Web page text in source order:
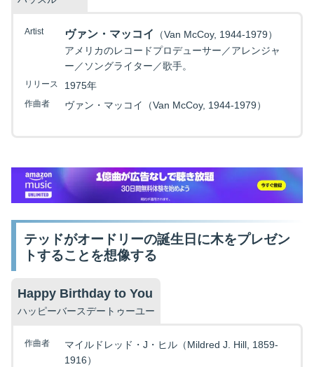
Artist ヴァン・マッコイ
（Van McCoy, 1944-1979）
アメリカのレコードプロデューサー／アレンジャ
ー／ソングライター／歌手。
リリース 1975年
作曲者 ヴァン・マッコイ（Van McCoy, 1944-1979）
テッドがオードリーの誕生日に木をプレゼン
トすることを想像する
Happy Birthday to You
ハッピーバースデートゥーユー
作曲者
マイルドレッド・J・ヒル（Mildred J. Hill, 1859-
1916）